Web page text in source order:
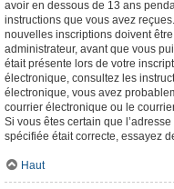
avoir en dessous de 13 ans
instructions que vous avez
nouvelles inscriptions doivent
administrateur, avant que vous
était présente lors de votre
électronique, consultez les
électronique, vous avez
courrier électronique ou le
Si vous êtes certain que
spécifiée était correcte, essayez
Haut